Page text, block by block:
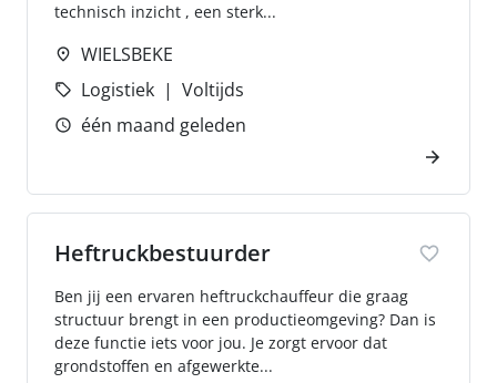
technisch inzicht , een sterk...
WIELSBEKE
Logistiek
Voltijds
één maand geleden
Heftruckbestuurder
Ben jij een ervaren heftruckchauffeur die graag
structuur brengt in een productieomgeving? Dan is
deze functie iets voor jou. Je zorgt ervoor dat
grondstoffen en afgewerkte...